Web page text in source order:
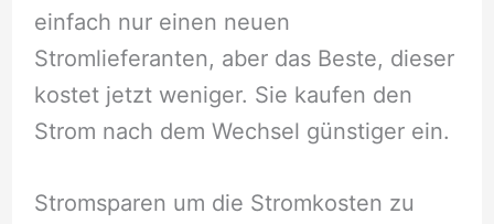
einfach nur einen neuen
Stromlieferanten, aber das Beste, dieser
kostet jetzt weniger. Sie kaufen den
Strom nach dem Wechsel günstiger ein.
Stromsparen um die Stromkosten zu